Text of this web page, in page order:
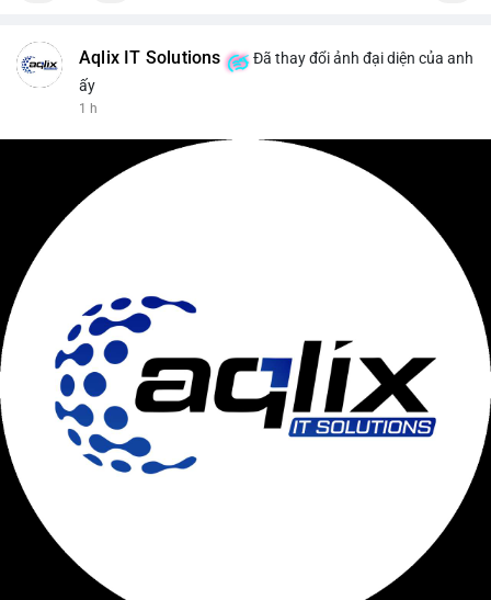
Aqlix IT Solutions
Đã thay đổi ảnh đại diện của anh
ấy
1 h